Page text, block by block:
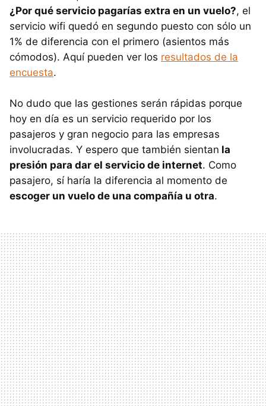
¿Por qué servicio pagarías extra en un vuelo?, el
servicio wifi quedó en segundo puesto con sólo un
1% de diferencia con el primero (asientos más
cómodos). Aquí pueden ver los resultados de la
encuesta.
No dudo que las gestiones serán rápidas porque
hoy en día es un servicio requerido por los
pasajeros y gran negocio para las empresas
involucradas. Y espero que también sientan la
presión para dar el servicio de internet. Como
pasajero, sí haría la diferencia al momento de
escoger un vuelo de una compañía u otra.